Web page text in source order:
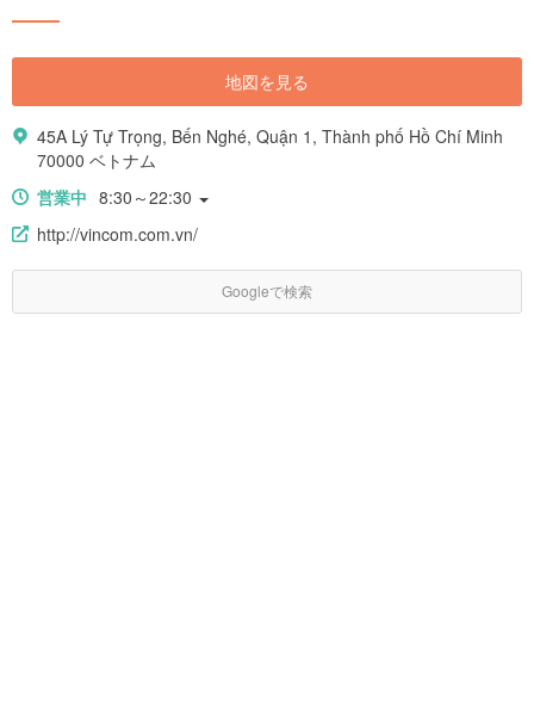
地図を見る
45A Lý Tự Trọng, Bến Nghé, Quận 1, Thành phố Hồ Chí Minh
70000 ベトナム
営業中 8:30～22:30
http://vincom.com.vn/
Googleで検索